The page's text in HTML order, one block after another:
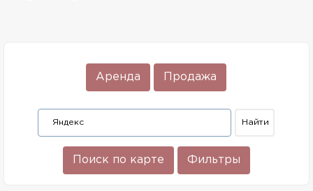
Аренда Продажа
Поиск по карте Фильтры